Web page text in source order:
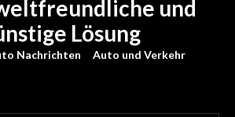
und
Lösung
Nachrichten
Auto und Verkehr